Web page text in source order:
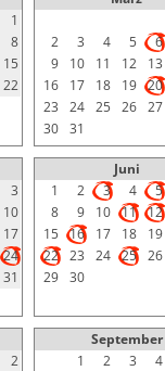
1
8
15
22
2
3 4 5 6
9
10 11 12 13
16
17 18 19 20
23
24 25 26 27
30 31
3
10
17
24
31
Juni
1
2 3 4 5
8
9 10 11 12
15 16 17 18 19
22 23 24 25 26
29 30
2
September
1
2 3 4